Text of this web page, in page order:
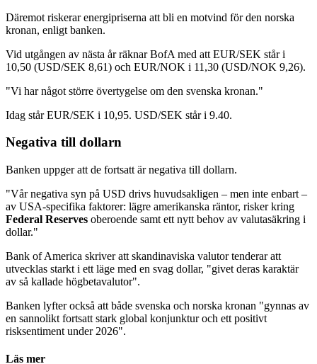
Däremot riskerar energipriserna att bli en motvind för den norska
kronan, enligt banken.
Vid utgången av nästa år räknar BofA med att EUR/SEK står i
10,50 (USD/SEK 8,61) och EUR/NOK i 11,30 (USD/NOK 9,26).
"Vi har något större övertygelse om den svenska kronan."
Idag står EUR/SEK i 10,95. USD/SEK står i 9.40.
Negativa till dollarn
Banken uppger att de fortsatt är negativa till dollarn.
"Vår negativa syn på USD drivs huvudsakligen – men inte enbart –
av USA-specifika faktorer: lägre amerikanska räntor, risker kring
Federal Reserves oberoende samt ett nytt behov av valutasäkring i
dollar."
Bank of America skriver att skandinaviska valutor tenderar att
utvecklas starkt i ett läge med en svag dollar, "givet deras karaktär
av så kallade högbetavalutor".
Banken lyfter också att både svenska och norska kronan "gynnas av
en sannolikt fortsatt stark global konjunktur och ett positivt
risksentiment under 2026".
Läs mer